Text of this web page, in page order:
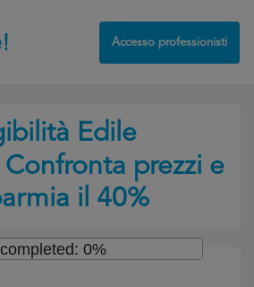
Accesso professionisti
Edile
prezzi e
il 40%
completed: 0%